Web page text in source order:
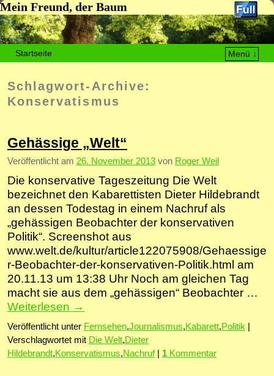
Mein Freund, der Baum
Startseite
Menü ↓
Schlagwort-Archive:
Konservatismus
Gehässige „Welt“
Veröffentlicht am 26. November 2013 von Roger Weil
Die konservative Tageszeitung Die Welt
bezeichnet den Kabarettisten Dieter Hildebrandt
an dessen Todestag in einem Nachruf als
„gehässigen Beobachter der konservativen
Politik“. Screenshot aus
www.welt.de/kultur/article122075908/Gehaessige
r-Beobachter-der-konservativen-Politik.html am
20.11.13 um 13:38 Uhr Noch am gleichen Tag
macht sie aus dem „gehässigen“ Beobachter …
Weiterlesen →
Veröffentlicht unter Fernsehen,Journalismus,Kabarett,Politik
Verschlagwortet mit Die Welt,Dieter
Hildebrandt,Konservatismus,Nachruf 1 Kommentar